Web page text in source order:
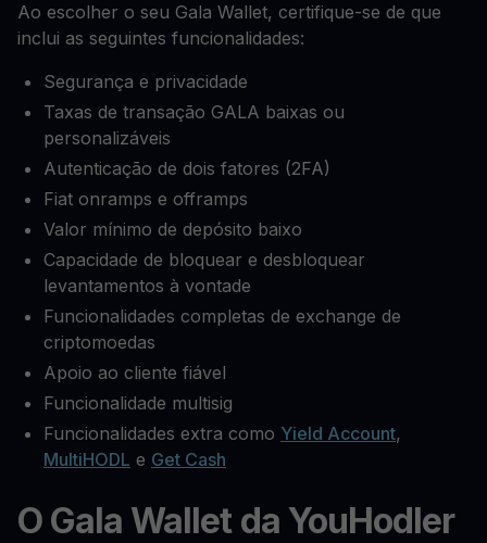
Ao escolher o seu Gala Wallet, certifique-se de que
inclui as seguintes funcionalidades:
Segurança e privacidade
Taxas de transação GALA baixas ou
personalizáveis
Autenticação de dois fatores (2FA)
Fiat onramps e offramps
Valor mínimo de depósito baixo
Capacidade de bloquear e desbloquear
levantamentos à vontade
Funcionalidades completas de exchange de
criptomoedas
Apoio ao cliente fiável
Funcionalidade multisig
Funcionalidades extra como Yield Account,
MultiHODL e Get Cash
O Gala Wallet da YouHodler